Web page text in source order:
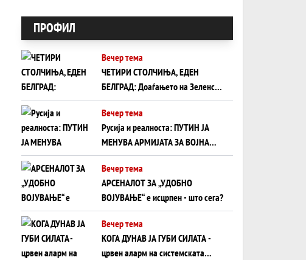
ПРОФИЛ
Вечер тема
ЧЕТИРИ СТОЛЧИЊА, ЕДЕН
БЕЛГРАД: Доаѓањето на Зеленски
ги открива тајните на политиката
на балансирање на Вучиќ
Вечер тема
Русија и реалноста: ПУТИН ЈА
МЕНУВА АРМИЈАТА ЗА ВОЈНА
ШТО ОСТАНУВА БЕЗ ФРОНТ
Вечер тема
АРСЕНАЛОТ ЗА „УДОБНО
ВОЈУВАЊЕ“ е исцрпен - што сега?
Вечер тема
КОГА ДУНАВ ЈА ГУБИ СИЛАТА -
црвен аларм на системската